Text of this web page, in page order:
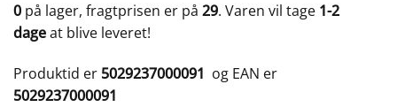
0 på lager, fragtprisen er på 29. Varen vil tage 1-2
dageat blive leveret!
Produktid er 5029237000091 og EAN er
5029237000091